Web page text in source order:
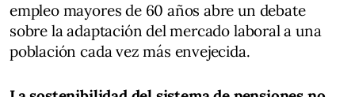
empleo mayores de 60 años abre un debate
sobre la adaptación del mercado laboral a una
población cada vez más envejecida.